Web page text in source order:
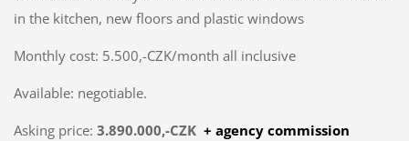
in the kitchen, new floors and plastic windows
Monthly cost: 5.500,-CZK/month all inclusive
Available: negotiable.
Asking price: 3.890.000,-CZK + agency commission